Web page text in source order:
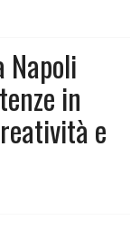
Napoli
in
e